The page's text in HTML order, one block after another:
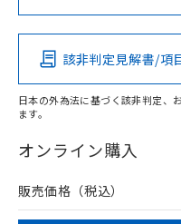
Pb Hg
O
在庫等で未対応品が混在
問い合わせください。
この
その他の認証は
該非判定見解書/項
日本の外為法に基づく該非判定、
ます。
オンライン購入
販売価格（税込）